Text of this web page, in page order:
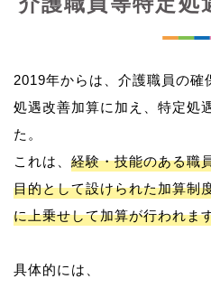
2019年からは、介護職員の確
処遇改善加算に加え、特定処
た。
これは、 経験・技能のある職
目的として設けられた加算制
に上乗せして加算が行われま
具体的には、